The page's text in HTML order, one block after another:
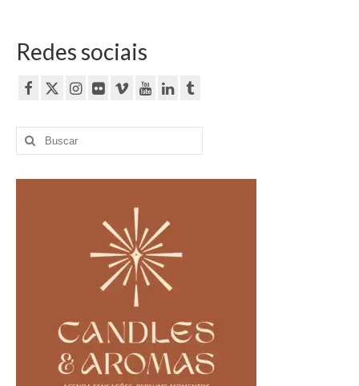
Redes sociais
Buscar
por: